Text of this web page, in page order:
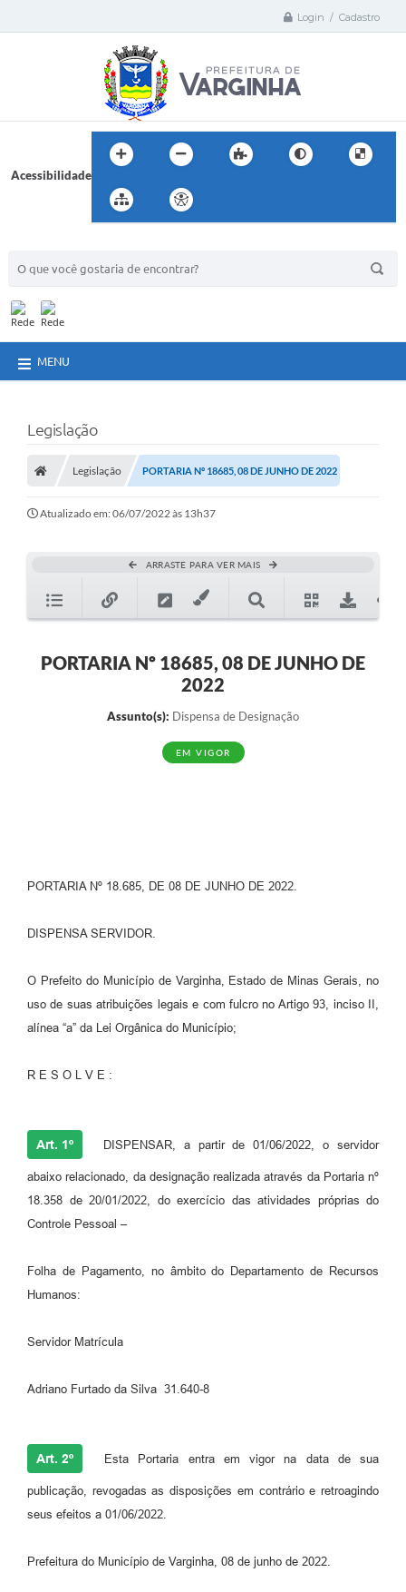
Login / Cadastro
Acessibilidade
MENU
Legislação
Legislação PORTARIA Nº 18685, 08 DE JUNHO DE 2022
Atualizado em: 06/07/2022 às 13h37
ARRASTE PARA VER MAIS
PORTARIA Nº 18685, 08 DE JUNHO DE
2022
Assunto(s): Dispensa de Designação
EM VIGOR
PORTARIA Nº 18.685, DE 08 DE JUNHO DE 2022.
DISPENSA SERVIDOR.
O Prefeito do Município de Varginha, Estado de Minas Gerais, no
uso de suas atribuições legais e com fulcro no Artigo 93, inciso II,
alínea “a” da Lei Orgânica do Município;
R E S O L V E :
Art. 1º DISPENSAR, a partir de 01/06/2022, o servidor
abaixo relacionado, da designação realizada através da Portaria nº
18.358 de 20/01/2022, do exercício das atividades próprias do
Controle Pessoal –
Folha de Pagamento, no âmbito do Departamento de Recursos
Humanos:
Servidor Matrícula
Adriano Furtado da Silva 31.640-8
Art. 2º Esta Portaria entra em vigor na data de sua
publicação, revogadas as disposições em contrário e retroagindo
seus efeitos a 01/06/2022.
Prefeitura do Município de Varginha, 08 de junho de 2022.